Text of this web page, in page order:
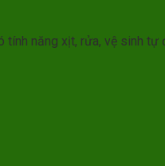
tính năng xịt, rửa, vệ sinh